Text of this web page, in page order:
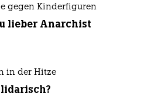
gegen Kinderfiguren
lieber Anarchist
in der Hitze